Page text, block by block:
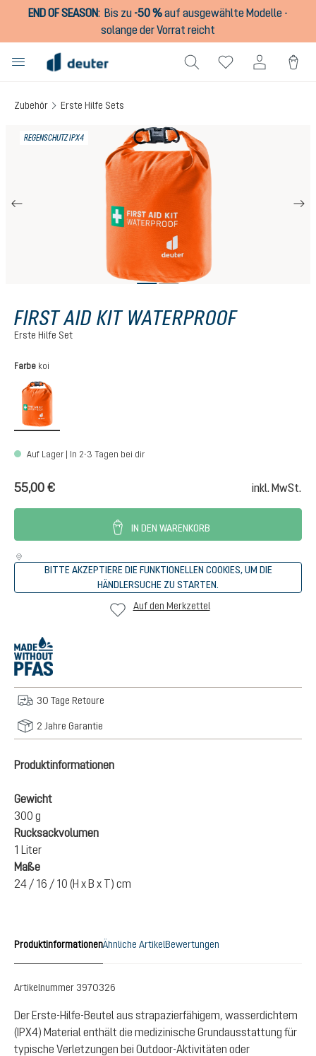
springen
END OF SEASON: Bis zu -50 %auf ausgewählte Modelle -
solange der Vorrat reicht
Zubehör Erste Hilfe Sets
REGENSCHUTZ IPX4
FIRST AID KIT WATERPROOF
Erste Hilfe Set
Farbeauswählen
koi
Auf Lager | In 2-3 Tagen bei dir
55,00 € inkl. MwSt.
IN DEN WARENKORB
BITTE AKZEPTIERE DIE FUNKTIONELLEN COOKIES, UM DIE
HÄNDLERSUCHE ZU STARTEN.
Auf den Merkzettel
30 Tage Retoure
2 Jahre Garantie
Produktinformationen
Gewicht
300 g
Rucksackvolumen
1 Liter
Maße
24 / 16 / 10 (H x B x T) cm
ProduktinformationenÄhnliche ArtikelBewertungen
Artikelnummer 3970326
Der Erste-Hilfe-Beutel aus strapazierfähigem, wasserdichtem
(IPX4) Material enthält die medizinische Grundausstattung für
typische Verletzungen bei Outdoor-Aktivitäten oder